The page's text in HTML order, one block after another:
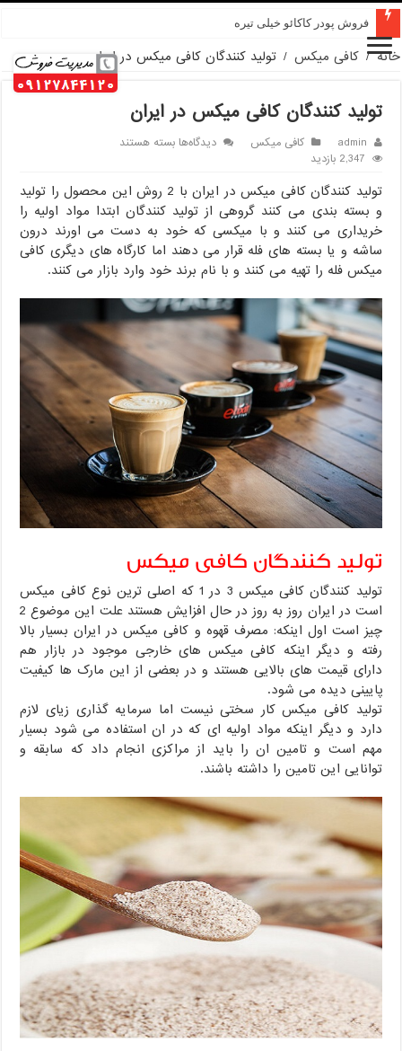
قیمت پودر کاکائو کارگیل
خانه / کافی میکس / تولید کنندگان کافی میکس در ایران
تولید کنندگان کافی میکس در ایران
admin کافی میکس دیدگاه‌هابرای
کافی
میکس
ایران
بسته هستند
2,347 بازدید
تولید کنندگان کافی میکس در ایران با 2 روش این محصول را تولید
و بسته بندی می کنند گروهی از تولید کنندگان ابتدا مواد اولیه را
خریداری می کنند و با میکسی که خود به دست می اورند درون
ساشه و یا بسته های فله قرار می دهند اما کارگاه های دیگری کافی
میکس فله را تهیه می کنند و با نام برند خود وارد بازار می کنند.
تولید کنندگان کافی میکس
تولید کنندگان کافی میکس 3 در 1 که اصلی ترین نوع کافی میکس
است در ایران روز به روز در حال افزایش هستند علت این موضوع 2
چیز است اول اینکه: مصرف قهوه و کافی میکس در ایران بسیار بالا
رفته و دیگر اینکه کافی میکس های خارجی موجود در بازار هم
دارای قیمت های بالایی هستند و در بعضی از این مارک ها کیفیت
پایینی دیده می شود.
تولید کافی میکس کار سختی نیست اما سرمایه گذاری زیای لازم
دارد و دیگر اینکه مواد اولیه ای که در ان استفاده می شود بسیار
مهم است و تامین ان را باید از مراکزی انجام داد که سابقه و
توانایی این تامین را داشته باشند.